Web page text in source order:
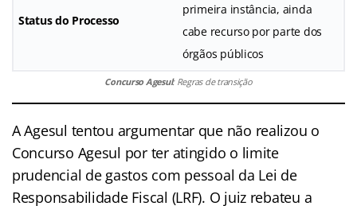
Status do Processo
primeira instância, ainda
cabe recurso por parte dos
órgãos públicos
Concurso Agesul: Regras de transição
A Agesul tentou argumentar que não realizou o
Concurso Agesul por ter atingido o limite
prudencial de gastos com pessoal da Lei de
Responsabilidade Fiscal (LRF). O juiz rebateu a